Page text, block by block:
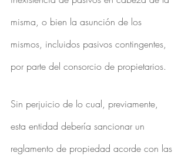
misma, o bien la asunción de los
mismos, incluidos pasivos contingentes,
por parte del consorcio de propietarios.
Sin perjuicio de lo cual, previamente,
esta entidad debería sancionar un
reglamento de propiedad acorde con las